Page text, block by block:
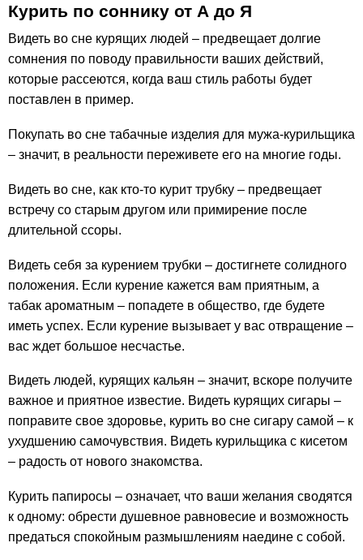
Курить по соннику от А до Я
Видеть во сне курящих людей – предвещает долгие
сомнения по поводу правильности ваших действий,
которые рассеются, когда ваш стиль работы будет
поставлен в пример.
Покупать во сне табачные изделия для мужа-курильщика
– значит, в реальности переживете его на многие годы.
Видеть во сне, как кто-то курит трубку – предвещает
встречу со старым другом или примирение после
длительной ссоры.
Видеть себя за курением трубки – достигнете солидного
положения. Если курение кажется вам приятным, а
табак ароматным – попадете в общество, где будете
иметь успех. Если курение вызывает у вас отвращение –
вас ждет большое несчастье.
Видеть людей, курящих кальян – значит, вскоре получите
важное и приятное известие. Видеть курящих сигары –
поправите свое здоровье, курить во сне сигару самой – к
ухудшению самочувствия. Видеть курильщика с кисетом
– радость от нового знакомства.
Курить папиросы – означает, что ваши желания сводятся
к одному: обрести душевное равновесие и возможность
предаться спокойным размышлениям наедине с собой.